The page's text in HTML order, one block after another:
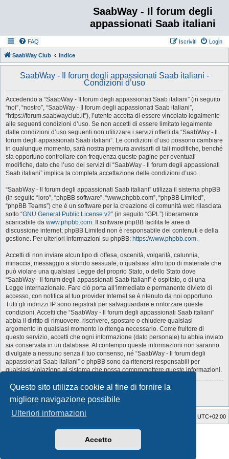
Questo sito utilizza cookie al fine di fornire la
migliore navigazione possibile
Ulteriori informazioni
Accetto
SaabWay - Il forum degli
appassionati Saab italiani
FAQ Login
Iscriviti
SaabWay Club Indice
SaabWay - Il forum degli appassionati Saab italiani -
Condizioni d’uso
Accedendo a “SaabWay - Il forum degli appassionati Saab italiani” (in seguito
“noi”, “nostro”, “SaabWay - Il forum degli appassionati Saab italiani”,
“https://forum.saabwayclub.it”), l’utente accetta di essere vincolato legalmente
alle seguenti condizioni d’uso. Se non accetti di essere limitato legalmente
dalle condizioni d’uso seguenti non utilizzare i servizi offerti da “SaabWay - Il
forum degli appassionati Saab italiani”. Le condizioni d’uso possono cambiare
in qualunque momento, sarà nostra premura avvisarti di tali modifiche, benché
sia opportuno controllare con frequenza queste pagine per eventuali
modifiche, dato che l’uso dei servizi di “SaabWay - Il forum degli appassionati
Saab italiani” implica la completa accettazione delle condizioni d’uso.
“SaabWay - Il forum degli appassionati Saab italiani” utilizza il sistema phpBB
(in seguito “loro”, “phpBB software”, “www.phpbb.com”, “phpBB Limited”,
“phpBB Teams”) che è un software per la creazione di comunità web rilasciata
sotto “GNU General Public License v2” (in seguito “GPL”) liberamente
scaricabile da www.phpbb.com. Il software phpBB facilita le aree di
discussione internet; phpBB Limited non è responsabile dei contenuti e della
gestione. Per ulteriori informazioni su phpBB: https://www.phpbb.com.
Accetti di non inviare alcun tipo di offesa, oscenità, volgarità, calunnia,
minaccia, messaggio a sfondo sessuale, o qualsiasi altro tipo di materiale che
può violare una qualsiasi Legge del proprio Stato, o dello Stato dove
“SaabWay - Il forum degli appassionati Saab italiani” è ospitato, o di una
Legge internazionale. Fare ciò porta all’immediato e permanente divieto di
accesso, con notifica al tuo provider Internet se è ritenuto da noi opportuno.
Tutti gli indirizzi IP sono registrati per salvaguardare e rinforzare queste
condizioni. Accetti che “SaabWay - Il forum degli appassionati Saab italiani”
abbia il diritto di rimuovere, riscrivere, spostare o chiudere qualsiasi
argomento in qualsiasi momento lo ritenga necessario. Come fruitore di
questo servizio, accetti che ogni informazione (dato personale) tu abbia inviato
sia conservata in un database. Al contempo queste informazioni non saranno
divulgate a nessuno senza il tuo consenso, né “SaabWay - Il forum degli
appassionati Saab italiani” o phpBB sono da ritenersi responsabili per
qualsiasi violazione al sistema che possa compromettere queste informazioni.
Torna alla pagina precedente
SaabWay Club Indice UTC+02:00
GTA game
phpBB® Forum Software © phpBB Limited
phpBB-Italia.it